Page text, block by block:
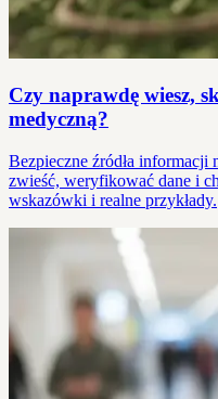
Czy naprawdę wiesz,
medyczną?
Bezpieczne źródła
zwieść, weryfikować dane i
wskazówki i realne przykłady.